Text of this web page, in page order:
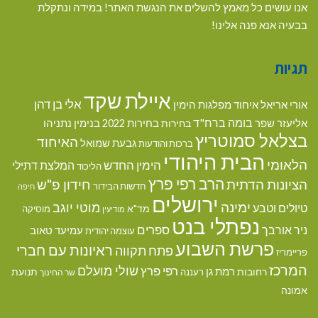
אנו עושים כל מאמץ להשלים את הנגשת האתר! במידה ונתקלת
בבעיה אנא פנה אלינו!
תגיות
אורי אריאלאיחוד מפלגות הימין איילת שקדאלי בן דהן
אליעזר שפר בומה ברח"דבחירות בחירות 2022 בנימין נתניהו
בצלאל סמוטריץ ברכות והודעותגבעת שמואל האיחוד
הלאומי הבית היהודי הימין החדשהליכוד המלצת דתילי
הציונות הדתיתהרב רפי פרץ חדשות הבידור חידון פ"ש חיפה
טיולים וטבע ימינה ירושלים מד"א מודיעין מוטי יוגב מוסיקה
ניר אורבך נפתלי בנט ספרים עוצמה יהודית עמיעד טאוב
פריימריז פרשת השבועפתח תקווה ראיונות עם חברי
המרכזרחובות רמת גן רעננה רפי פרץשולי מועלם שר החינוך תנועת
אמונה